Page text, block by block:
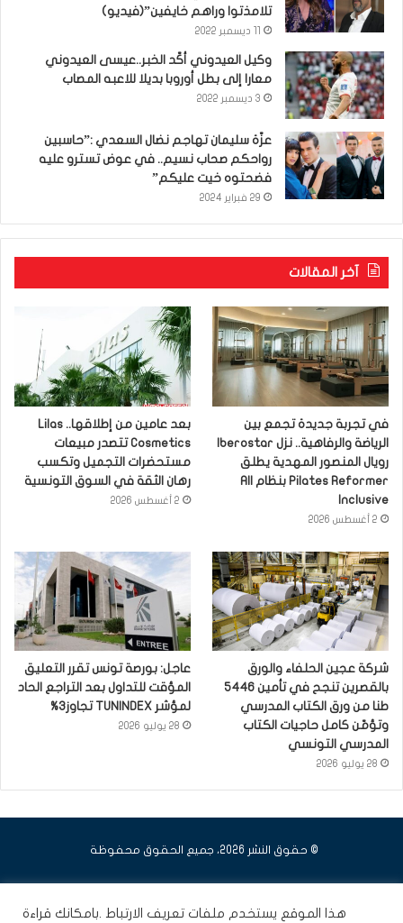
تلامذتوا وراهم خايفين”(فيديو)
وكيل العيدوني أكّد الخبر..عيسى العيدوني
معارا إلى بطل أوروبا بديلا للاعبه المصاب
3 ديسمبر 2022
عزّة سليمان تهاجم نضال السعدي :”حاسبين
رواحكم صحاب نسيم.. في عوض تسترو عليه
فضحتوه خيت عليكم”
29 فبراير 2024
آخر المقالات
في تجربة جديدة تجمع بين
رويال المنصور المهدية يطلق
Pilates Reformer بنظام All
Inclusive
2 أغسطس 2026
بعد عامين من إطلاقها.. Lilas
Cosmetics تتصدر مبيعات
مستحضرات التجميل وتكسب
رهان الثقة في السوق التونسية
2 أغسطس 2026
شركة عجين الحلفاء والورق
بالقصرين تنجح في تأمين 5446
طنا من ورق الكتاب المدرسي
وتؤمّن كامل حاجيات الكتاب
المدرسي التونسي
28 يوليو 2026
عاجل: بورصة تونس تقرر التعليق
المؤقت للتداول بعد التراجع الحاد
لمؤشر TUNINDEX تجاوز3%
28 يوليو 2026
© حقوق النشر 2026، جميع الحقوق محفوظة
هذا الموقع يستخدم ملفات تعريف الارتباط .بامكانك قراءة